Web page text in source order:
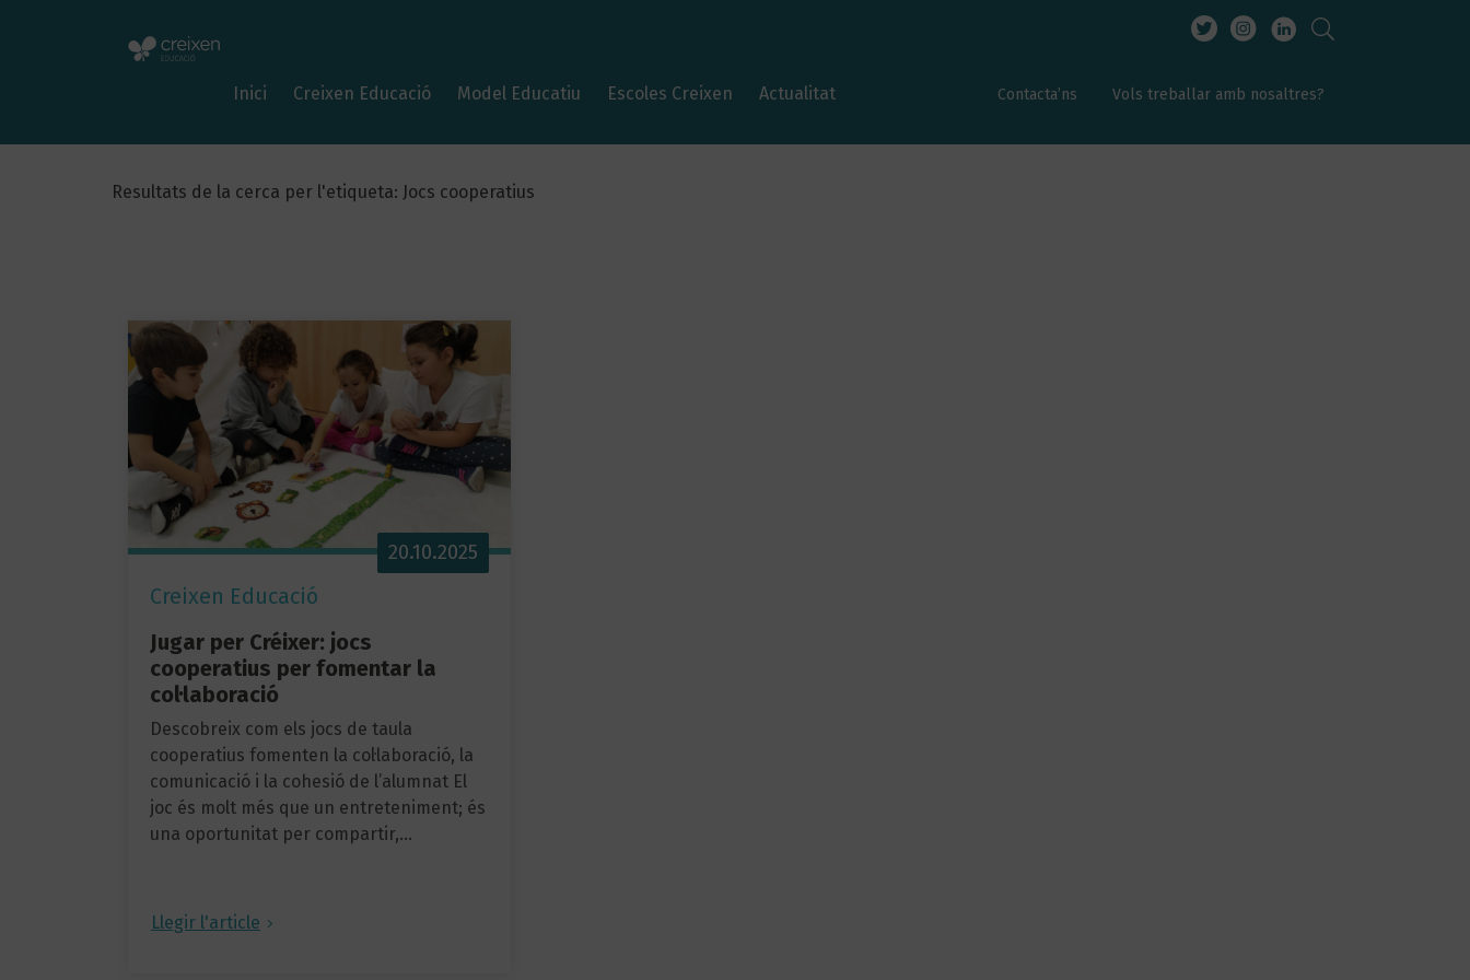
Inici Creixen Educació Model Educatiu Escoles Creixen Actualitat Contacta’ns Vols treballar amb nosaltres?
Resultats de la cerca per l'etiqueta: Jocs cooperatius
Creixen Educació
20.10.2025
Jugar per Créixer: jocs
cooperatius per fomentar la
col·laboració
Descobreix com els jocs de taula
cooperatius fomenten la col·laboració, la
comunicació i la cohesió de l’alumnat El
joc és molt més que un entreteniment; és
una oportunitat per compartir,…
Llegir l'article